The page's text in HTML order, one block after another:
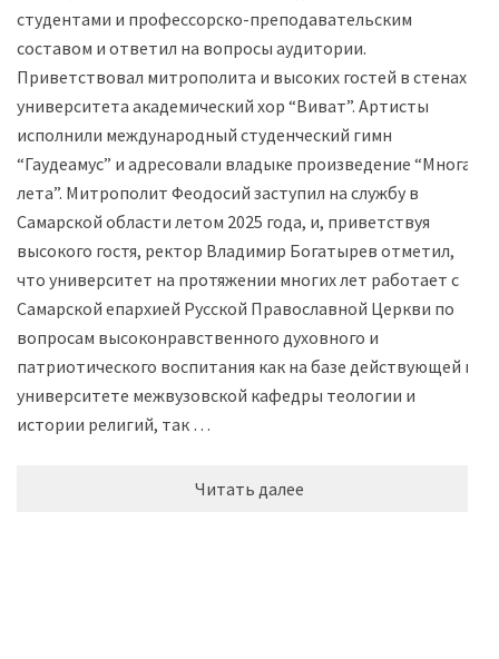
студентами и профессорско-преподавательским
составом и ответил на вопросы аудитории.
Приветствовал митрополита и высоких гостей в стенах
университета академический хор “Виват”. Артисты
исполнили международный студенческий гимн
“Гаудеамус” и адресовали владыке произведение “Многая
лета”. Митрополит Феодосий заступил на службу в
Самарской области летом 2025 года, и, приветствуя
высокого гостя, ректор Владимир Богатырев отметил,
что университет на протяжении многих лет работает с
Самарской епархией Русской Православной Церкви по
вопросам высоконравственного духовного и
патриотического воспитания как на базе действующей в
университете межвузовской кафедры теологии и
истории религий, так …
Читать далее